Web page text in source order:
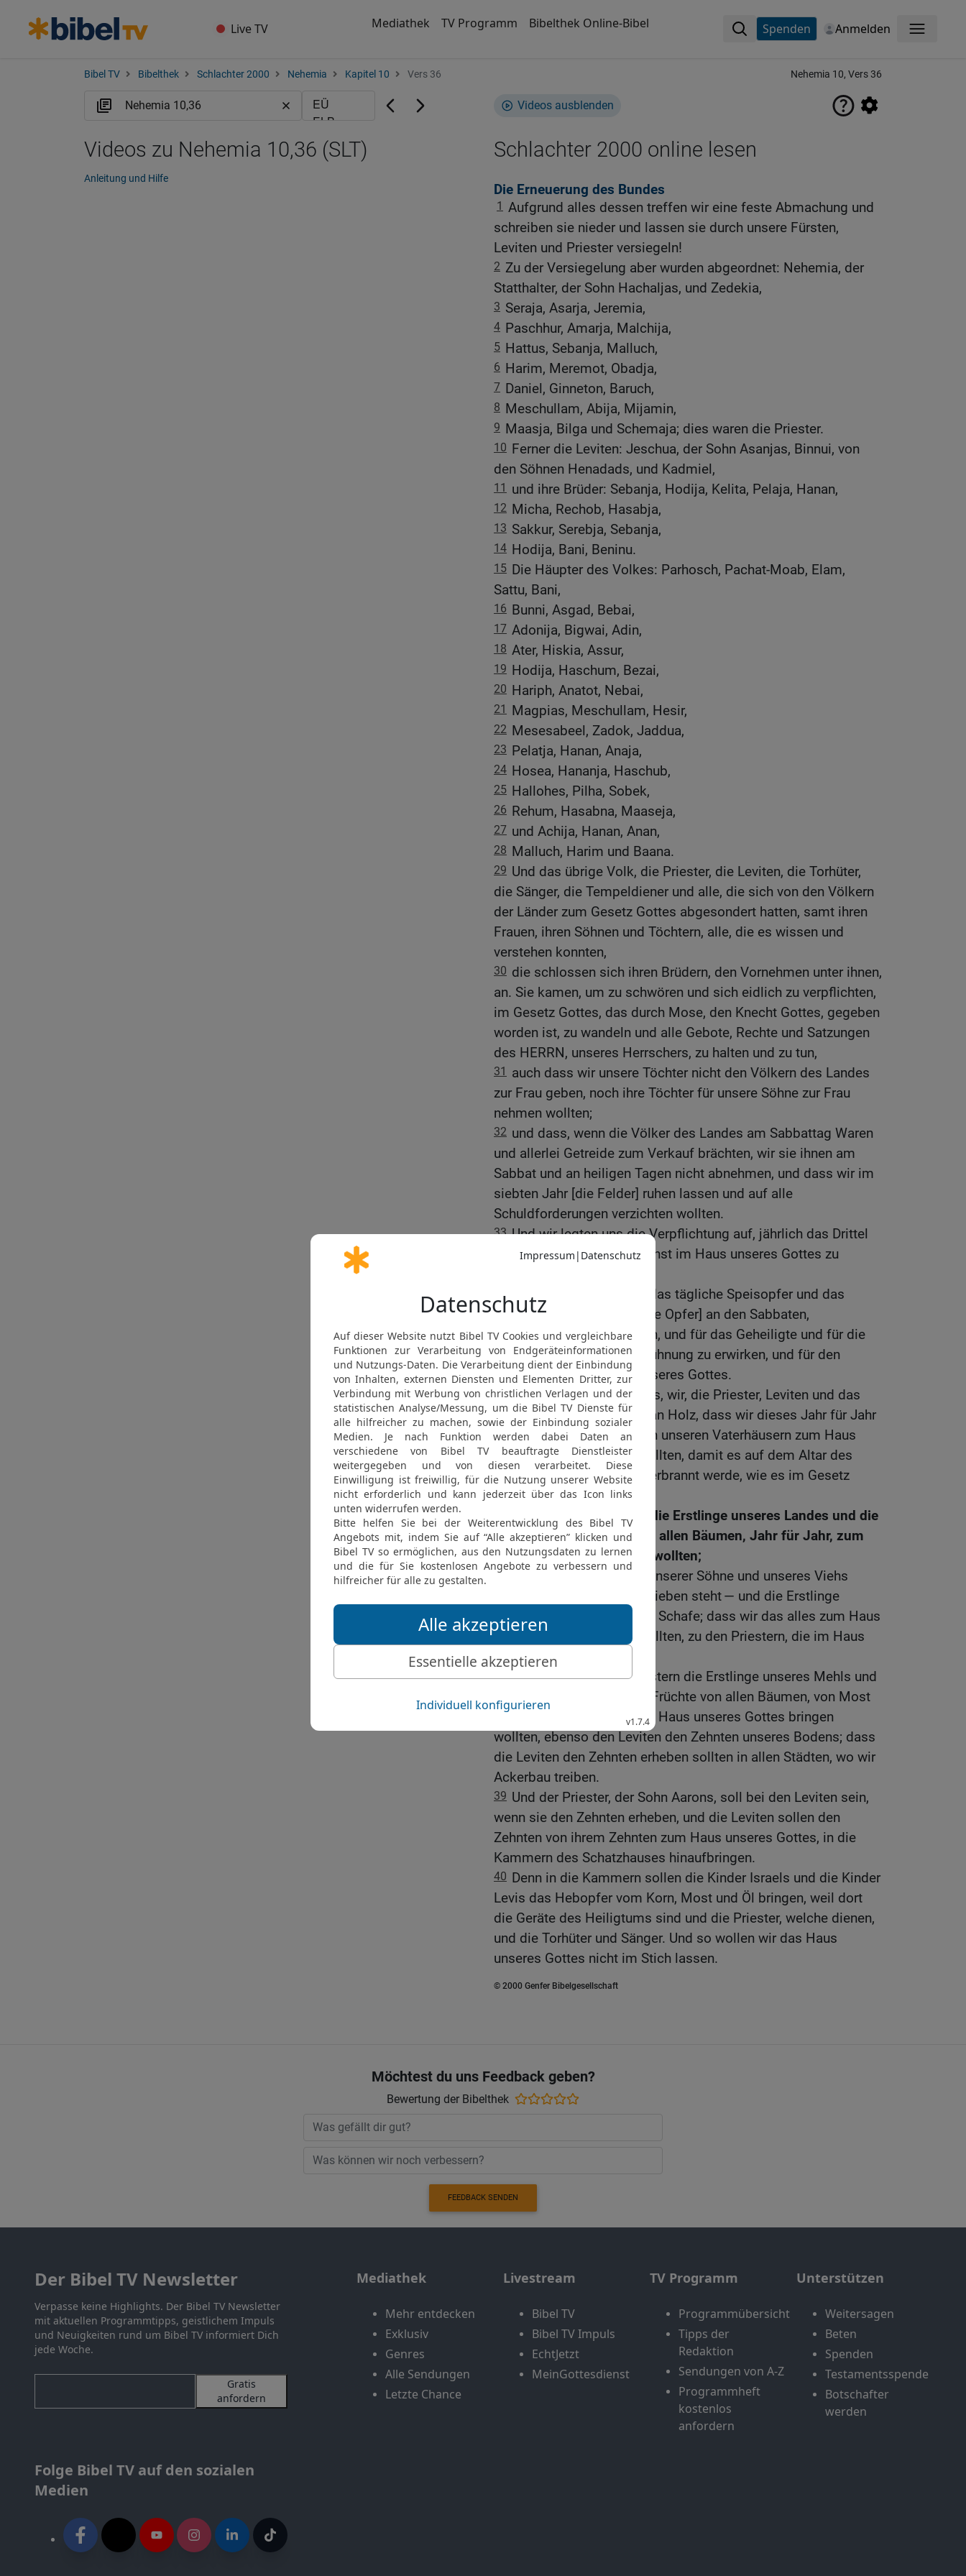
Live TV Mediathek TV Programm Bibelthek Online-Bibel Spenden Anmelden Menü
Bibel TV Bibelthek Schlachter 2000 Nehemia Kapitel 10 Vers 36 Nehemia 10, Vers 36
Videos ausblenden
Schlachter 2000 online lesen
Die Erneuerung des Bundes
1 Aufgrund alles dessen treffen wir eine feste Abmachung und
schreiben sie nieder und lassen sie durch unsere Fürsten,
Leviten und Priester versiegeln!
2 Zu der Versiegelung aber wurden abgeordnet: Nehemia, der
Statthalter, der Sohn Hachaljas, und Zedekia,
3 Seraja, Asarja, Jeremia,
4 Paschhur, Amarja, Malchija,
5 Hattus, Sebanja, Malluch,
6 Harim, Meremot, Obadja,
7 Daniel, Ginneton, Baruch,
8 Meschullam, Abija, Mijamin,
9 Maasja, Bilga und Schemaja; dies waren die Priester.
10 Ferner die Leviten: Jeschua, der Sohn Asanjas, Binnui, von
den Söhnen Henadads, und Kadmiel,
11 und ihre Brüder: Sebanja, Hodija, Kelita, Pelaja, Hanan,
12 Micha, Rechob, Hasabja,
13 Sakkur, Serebja, Sebanja,
14 Hodija, Bani, Beninu.
15 Die Häupter des Volkes: Parhosch, Pachat-Moab, Elam,
Sattu, Bani,
16 Bunni, Asgad, Bebai,
17 Adonija, Bigwai, Adin,
18 Ater, Hiskia, Assur,
19 Hodija, Haschum, Bezai,
20 Hariph, Anatot, Nebai,
21 Magpias, Meschullam, Hesir,
22 Mesesabeel, Zadok, Jaddua,
23 Pelatja, Hanan, Anaja,
24 Hosea, Hananja, Haschub,
25 Hallohes, Pilha, Sobek,
26 Rehum, Hasabna, Maaseja,
27 und Achija, Hanan, Anan,
28 Malluch, Harim und Baana.
29 Und das übrige Volk, die Priester, die Leviten, die Torhüter,
die Sänger, die Tempeldiener und alle, die sich von den Völkern
der Länder zum Gesetz Gottes abgesondert hatten, samt ihren
Frauen, ihren Söhnen und Töchtern, alle, die es wissen und
verstehen konnten,
30 die schlossen sich ihren Brüdern, den Vornehmen unter ihnen,
an. Sie kamen, um zu schwören und sich eidlich zu verpflichten,
im Gesetz Gottes, das durch Mose, den Knecht Gottes, gegeben
worden ist, zu wandeln und alle Gebote, Rechte und Satzungen
des HERRN, unseres Herrschers, zu halten und zu tun,
31
auch dass wir unsere Töchter nicht den Völkern des Landes
zur Frau geben, noch ihre Töchter für unsere Söhne zur Frau
nehmen wollten;
32 und dass, wenn die Völker des Landes am Sabbattag Waren
und allerlei Getreide zum Verkauf brächten, wir sie ihnen am
Sabbat und an heiligen Tagen nicht abnehmen, und dass wir im
siebten Jahr [die Felder] ruhen lassen und auf alle
Schuldforderungen verzichten wollten.
33 Und wir legten uns die Verpflichtung auf, jährlich das Drittel
eines Schekels für den Dienst im Haus unseres Gottes zu
34
für die Schaubrote, für das tägliche Speisopfer und das
tägliche Brandopfer, [für die Opfer] an den Sabbaten,
Neumonden und Festtagen, und für das Geheiligte und für die
Sündopfer, um für Israel Sühnung zu erwirken, und für den
ganzen Dienst im Haus unseres Gottes.
35 Wir warfen auch das Los, wir, die Priester, Leviten und das
Volk, wegen der Spenden an Holz, dass wir dieses Jahr für Jahr
zu bestimmten Zeiten nach unseren Vaterhäusern zum Haus
unseres Gottes bringen wollten, damit es auf dem Altar des
HERRN, unseres Gottes, verbrannt werde, wie es im Gesetz
geschrieben steht;
auch dass wir jährlich die Erstlinge unseres Landes und die
Erstlinge aller Früchte von allen Bäumen, Jahr für Jahr, zum
Haus des HERRN bringen wollten;
37
ebenso die Erstgeburt unserer Söhne und unseres Viehs
— wie es im Gesetz geschrieben steht — und die Erstlinge
unserer Rinder und unserer Schafe; dass wir das alles zum Haus
unseres Gottes bringen wollten, zu den Priestern, die im Haus
unseres Gottes dienen.
38 Auch dass wir den Priestern die Erstlinge unseres Mehls und
unserer Hebopfer und die Früchte von allen Bäumen, von Most
und Öl in die Kammern am Haus unseres Gottes bringen
wollten, ebenso den Leviten den Zehnten unseres Bodens; dass
die Leviten den Zehnten erheben sollten in allen Städten, wo wir
Ackerbau treiben.
39 Und der Priester, der Sohn Aarons, soll bei den Leviten sein,
wenn sie den Zehnten erheben, und die Leviten sollen den
Zehnten von ihrem Zehnten zum Haus unseres Gottes, in die
Kammern des Schatzhauses hinaufbringen.
40 Denn in die Kammern sollen die Kinder Israels und die Kinder
Levis das Hebopfer vom Korn, Most und Öl bringen, weil dort
die Geräte des Heiligtums sind und die Priester, welche dienen,
und die Torhüter und Sänger. Und so wollen wir das Haus
unseres Gottes nicht im Stich lassen.
© 2000 Genfer Bibelgesellschaft
Videos zu Nehemia 10,36 (SLT)
Anleitung und Hilfe
Möchtest du uns Feedback geben?
Bewertung der Bibelthek
FEEDBACK SENDEN
Der Bibel TV Newsletter
Verpasse keine Highlights. Der Bibel TV Newsletter
mit aktuellen Programmtipps, geistlichem Impuls
und Neuigkeiten rund um Bibel TV informiert Dich
jede Woche.
Gratis
anfordern
Folge Bibel TV auf den sozialen
Medien
Mediathek
Mehr entdecken
Exklusiv
Genres
Alle Sendungen
Letzte Chance
Livestream
Bibel TV
Bibel TV Impuls
EchtJetzt
MeinGottesdienst
TV Programm
Programmübersicht
Tipps der
Redaktion
Sendungen von A-Z
Programmheft
kostenlos
anfordern
Unterstützen
Weitersagen
Beten
Spenden
Testamentsspende
Botschafter
werden